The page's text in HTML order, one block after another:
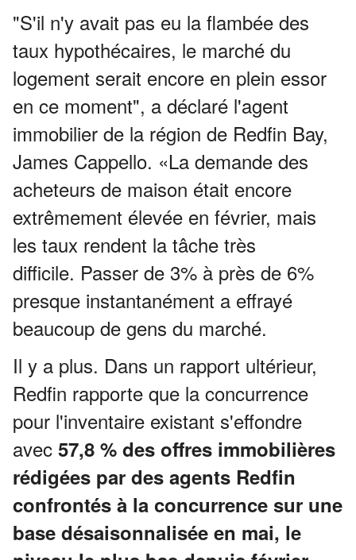
"S'il n'y avait pas eu la flambée des
taux hypothécaires, le marché du
logement serait encore en plein essor
en ce moment", a déclaré l'agent
immobilier de la région de Redfin Bay,
James Cappello. «La demande des
acheteurs de maison était encore
extrêmement élevée en février, mais
les taux rendent la tâche très
difficile. Passer de 3% à près de 6%
presque instantanément a effrayé
beaucoup de gens du marché.
Il y a plus. Dans un rapport ultérieur,
Redfin rapporte que la concurrence
pour l'inventaire existant s'effondre
avec 57,8 % des offres immobilières
rédigées par des agents Redfin
confrontés à la concurrence sur une
base désaisonnalisée en mai, le